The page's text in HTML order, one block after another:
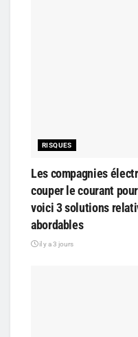
RISQUES
Les compagnies
couper le courant
voici 3 solutions
abordables
il y a 3 jours